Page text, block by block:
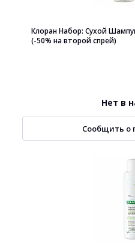
Клоран Набор: Сухой
(-50% на второй спрей)
Нет в
Сообщить о